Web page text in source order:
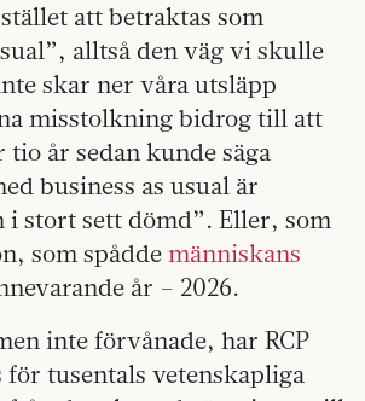
att betraktas som
alltså den väg vi skulle
skar ner våra utsläpp
misstolkning bidrog till att
år sedan kunde säga
business as usual är
i stort sett dömd”. Eller, som
som spådde människans
år – 2026.
inte förvånade, har RCP
tusentals vetenskapliga